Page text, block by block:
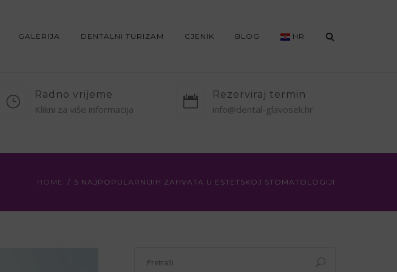
GALERIJA DENTALNI TURIZAM CJENIK BLOG HR
Radno vrijeme
Klikni za više informacija
Rezerviraj termin
info@dental-glavosek.hr
HOME 5 NAJPOPULARNIJIH ZAHVATA U ESTETSKOJ STOMATOLOGIJI